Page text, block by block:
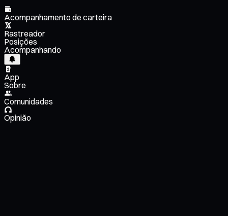
Acompanhamento de carteira
Rastreador
Posições
Acompanhando
App
Sobre
Comunidades
Opinião